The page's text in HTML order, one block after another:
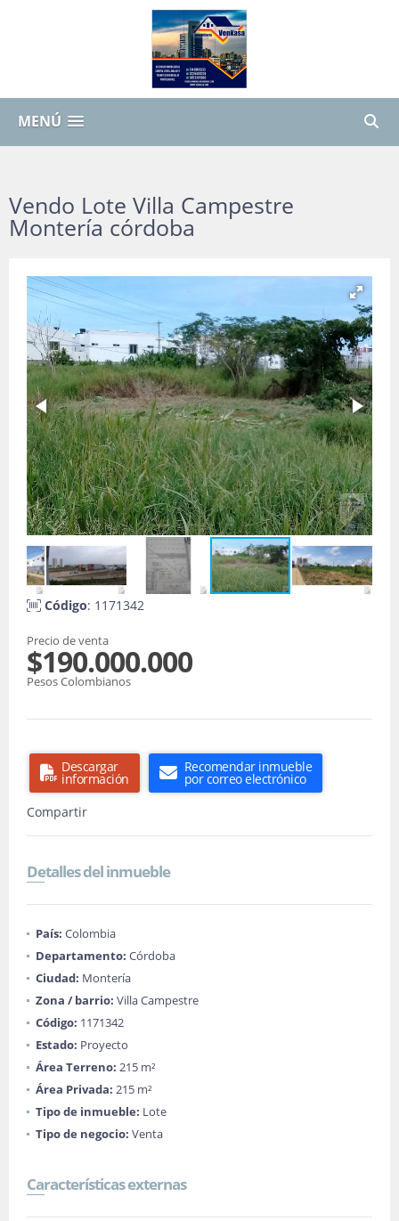
MENÚ
Vendo Lote Villa Campestre
Montería córdoba
Código: 1171342
Precio de venta
$190.000.000
Pesos Colombianos
Descargar
información
Recomendar inmueble
por correo electrónico
Compartir
Detalles del inmueble
País: Colombia
Departamento: Córdoba
Ciudad: Montería
Zona / barrio: Villa Campestre
Código: 1171342
Estado: Proyecto
Área Terreno: 215 m²
Área Privada: 215 m²
Tipo de inmueble: Lote
Tipo de negocio: Venta
Características externas